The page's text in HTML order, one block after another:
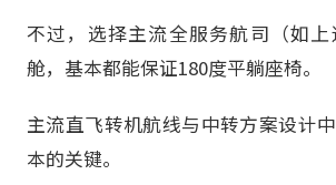
不过，选择主流全服务航司（如
舱，基本都能保证180度平躺座椅。
主流直飞转机航线与中转方案设计
本的关键。